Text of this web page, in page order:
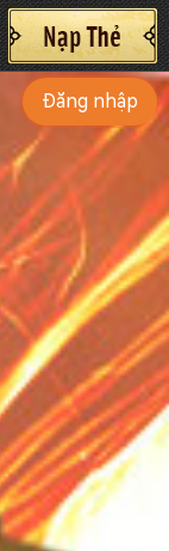
Đăng nhập